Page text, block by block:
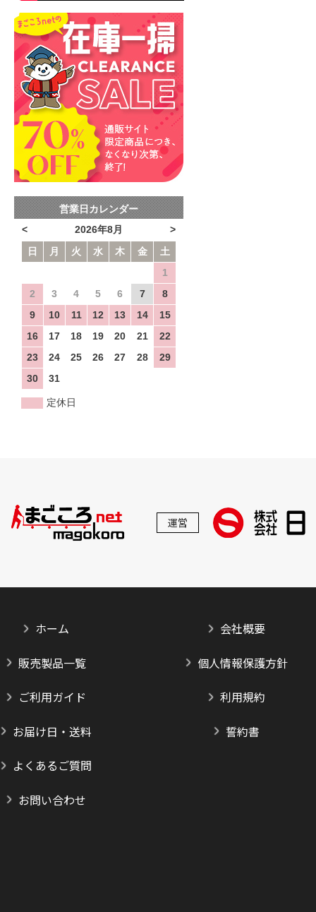
営業日カレンダー
2026年8月
<
>
日
月 火 水 木 金
土
1
2
3 4 5 6 7
8
9
10 11 12 13 14
15
16
17 18 19 20 21
22
23
24 25 26 27 28
29
30
31
定休日
運営
ホーム
販売製品一覧
ご利用ガイド
お届け日・送料
よくあるご質問
お問い合わせ
会社概要
個人情報保護方針
利用規約
誓約書